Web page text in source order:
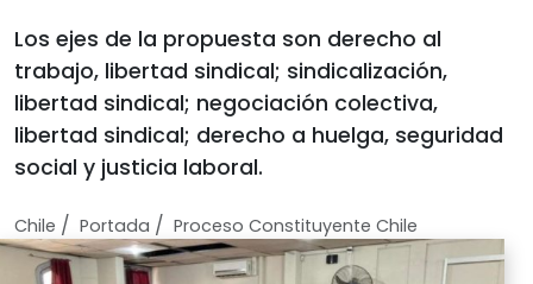
Los ejes de la propuesta son derecho al
trabajo, libertad sindical; sindicalización,
libertad sindical; negociación colectiva,
libertad sindical; derecho a huelga, seguridad
social y justicia laboral.
Chile / Portada / Proceso Constituyente Chile